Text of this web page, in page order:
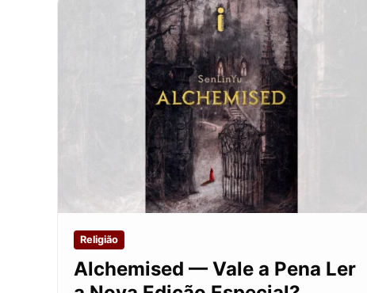
Religião
Alchemised — Vale a Pena Ler